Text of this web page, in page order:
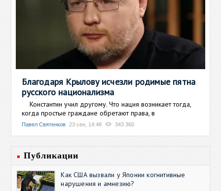
Благодаря Крылову исчезли родимые пятна
русского национализма
Константин учил другому. Что нация возникает тогда,
когда простые граждане обретают права, в
Павел Святенков 23 сен, 14:48 343 360
Публикации
Как США вызвали у Японии когнитивные
нарушения и амнезию?